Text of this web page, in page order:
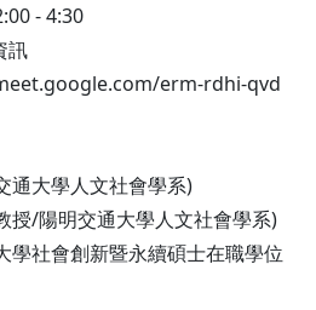
- 4:30
訊
erm-rdhi-qvd
通大學人文社會學系)
授/陽明交通大學人文社會學系)
學社會創新暨永續碩士在職學位